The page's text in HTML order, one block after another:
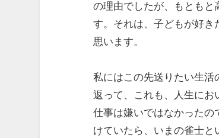
の理由でしたが、もともと
す。それは、子どもが好き
思います。
私にはこの先送りたい生活
返って、これも、人生にお
仕事は嫌いではなかったの
けていたら、いまの雀士と